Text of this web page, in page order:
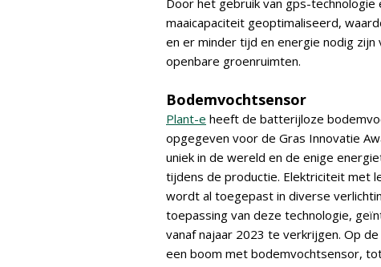
Door het gebruik van gps-
maaicapaciteit geoptimaliseerd,
en er minder tijd en energie nodig
openbare groenruimten.
Bodemvochtsensor
Plant-e heeft de batterijloze
opgegeven voor de Gras Innovatie
uniek in de wereld en de enige
tijdens de productie. Elektriciteit met
wordt al toegepast in diverse
toepassing van deze technologie,
vanaf najaar 2023 te verkrijgen. Op
een boom met bodemvochtsensor,